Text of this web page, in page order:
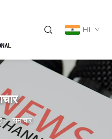
HI
> समाचार